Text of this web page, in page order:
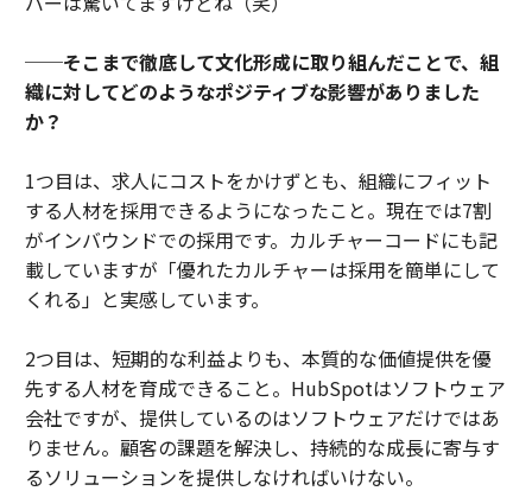
──そこまで徹底して文化形成に取り組んだことで、組
織に対してどのようなポジティブな影響がありました
か？
1つ目は、求人にコストをかけずとも、組織にフィット
する人材を採用できるようになったこと。現在では7割
がインバウンドでの採用です。カルチャーコードにも記
載していますが「優れたカルチャーは採用を簡単にして
くれる」と実感しています。
2つ目は、短期的な利益よりも、本質的な価値提供を優
先する人材を育成できること。HubSpotはソフトウェア
会社ですが、提供しているのはソフトウェアだけではあ
りません。顧客の課題を解決し、持続的な成長に寄与す
るソリューションを提供しなければいけない。